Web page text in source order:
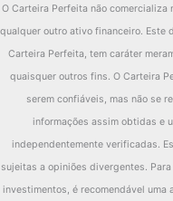
O Carteira Perfeita não
qualquer outro ativo financeiro. Este
Carteira Perfeita, tem caráter
quaisquer outros fins. O Carteira
serem confiáveis, mas não se
informações assim obtidas e
independentemente verificadas.
sujeitas a opiniões divergentes.
investimentos, é recomendável uma